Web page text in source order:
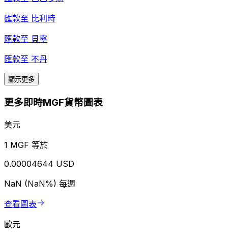
匯款至 比利時
匯款至 貝寧
匯款至 不丹
顯示更多
更多即時MGF貨幣圖表
美元
1 MGF 等於
0.00004644 USD
NaN (NaN%) 每週
查看圖表
歐元